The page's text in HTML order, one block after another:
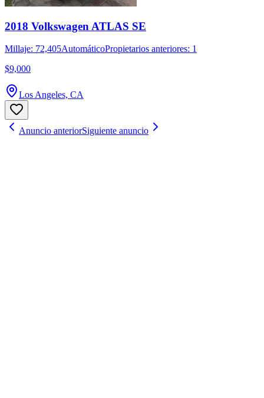
2018 Volkswagen ATLAS SE
Millaje: 72,405AutomáticoPropietarios anteriores: 1
$9,000
Los Angeles, CA
Anuncio anteriorSiguiente anuncio